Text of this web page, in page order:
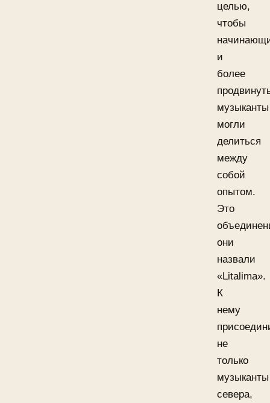
целью,
чтобы
и
более
музыканты
могли
делиться
между
собой
опытом.
Это
они
назвали
«Litalima».
К
нему
не
только
музыканты
севера,